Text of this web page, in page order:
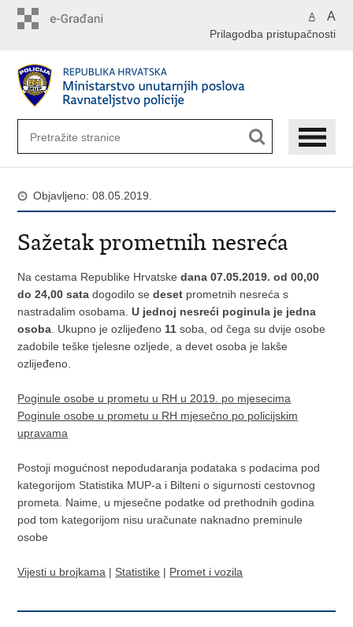
A A
Prilagodba pristupačnosti
Objavljeno: 08.05.2019.
Sažetak prometnih nesreća
Na cestama Republike Hrvatskedana 07.05.2019. od 00,00
do 24,00 sata dogodilo sedeset prometnih nesreća s
nastradalim osobama.U jednoj nesreći poginula je jedna
osoba . Ukupno je ozlijeđeno 11soba, od čega su dvije osobe
zadobile teške tjelesne ozljede, a devet osoba je lakše
ozlijeđeno.
Poginule osobe u prometu u RH u 2019. po mjesecima
Poginule osobe u prometu u RH mjesečno po policijskim
upravama
Postoji mogućnost nepodudaranja podataka s podacima pod
kategorijom Statistika MUP-a i Bilteni o sigurnosti cestovnog
prometa. Naime, u mjesečne podatke od prethodnih godina
pod tom kategorijom nisu uračunate naknadno preminule
osobe
Vijesti u brojkama | Statistike | Promet i vozila